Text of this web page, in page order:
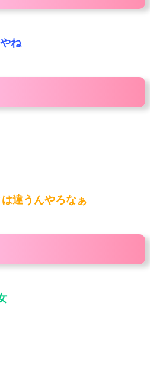
ね
違うんやろなぁ